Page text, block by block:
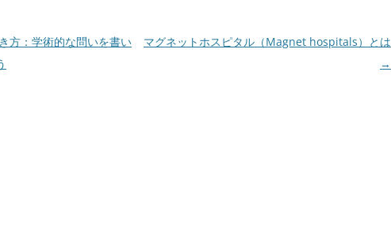
方：学術的な問いを書い
マグネットホスピタル（Magnet hospitals）とは
→